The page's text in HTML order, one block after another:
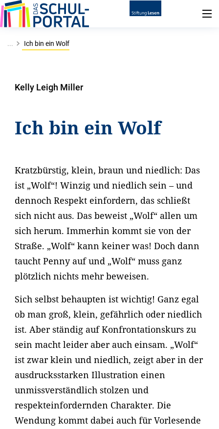
... Ich bin ein Wolf
Kelly Leigh Miller
Ich bin ein Wolf
Kratzbürstig, klein, braun und niedlich: Das
ist „Wolf“! Winzig und niedlich sein – und
dennoch Respekt einfordern, das schließt
sich nicht aus. Das beweist „Wolf“ allen um
sich herum. Immerhin kommt sie von der
Straße. „Wolf“ kann keiner was! Doch dann
taucht Penny auf und „Wolf“ muss ganz
plötzlich nichts mehr beweisen.
Sich selbst behaupten ist wichtig! Ganz egal
ob man groß, klein, gefährlich oder niedlich
ist. Aber ständig auf Konfrontationskurs zu
sein macht leider aber auch einsam. „Wolf“
ist zwar klein und niedlich, zeigt aber in der
ausdrucksstarken Illustration einen
unmissverständlich stolzen und
respekteinfordernden Charakter. Die
Wendung kommt dabei auch für Vorlesende